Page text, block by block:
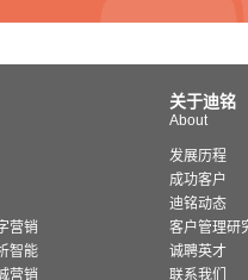
营销
智能
营销
关于迪铭
About
发展历程
成功客户
迪铭动态
客户管理研
诚聘英才
联系我们